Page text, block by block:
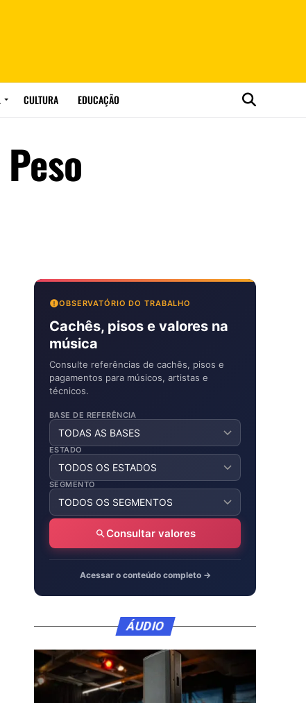
CULTURA EDUCAÇÃO
OBSERVATÓRIO DO TRABALHO
Cachês, pisos e valores na
música
Consulte referências de cachês, pisos e
pagamentos para músicos, artistas e
técnicos.
BASE DE REFERÊNCIA
ESTADO
SEGMENTO
Consultar valores
Acessar o conteúdo completo →
ÁUDIO